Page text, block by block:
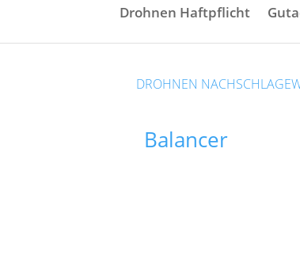
Drohnen Haftpflicht
DROHNEN
Balancer